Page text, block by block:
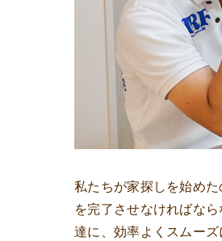
私たちが家探しを始め
を完了させなければな
達に、効率よくスムー